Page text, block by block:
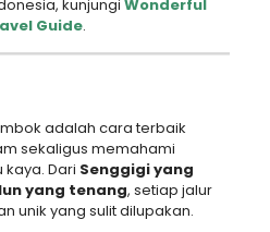
kunjungi Wonderful
Guide.
adalah cara terbaik
sekaligus memahami
Dari Senggigi yang
yang tenang, setiap jalur
unik yang sulit dilupakan.